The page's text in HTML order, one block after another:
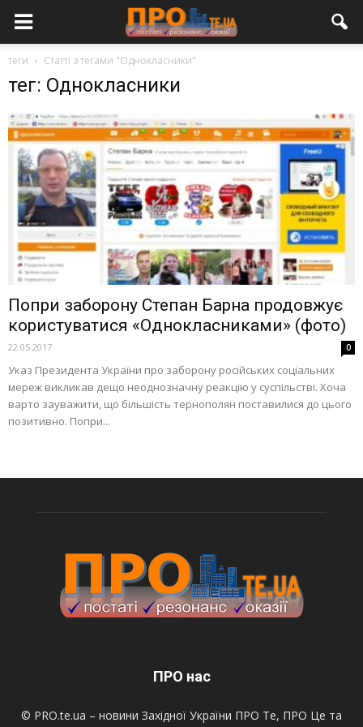
теги Статті з тегами "Однокласники"
тег: Однокласники
Попри заборону Степан Барна продовжує
користуватися «Однокласниками» (фото)
22.05.2017 0
Указ Президента України про заборону російських соціальних
мереж викликав дещо неоднозначну реакцію у суспільстві. Хоча
варто зауважити, що більшість тернополян поставилися до цього
позитивно. Попри...
ПРО нас
© PRO.te.ua – новини Західної України ПРО Те, ПРО Це та